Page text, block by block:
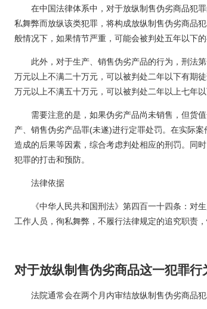
在中国法律体系中，对于放纵制售伪劣商品犯罪
私舞弊而放纵该类犯罪，将构成放纵制售伪劣商品
般情况下，如果情节严重，可能会被判处五年以下的
此外，对于生产、销售伪劣产品的行为，刑法第
万元以上不满二十万元，可以被判处二年以下有期
万元以上不满五十万元，可以被判处二年以上七年以
需要注意的是，如果伪劣产品尚未销售，但货值
产、销售伪劣产品罪(未遂)进行定罪处罚。在实际
造成的后果等因素，综合考虑判处相应的刑罚。同
犯罪的打击和预防。
法律依据
《中华人民共和国刑法》第四百一十四条：对生
工作人员，徇私舞弊，不履行法律规定的追究职责
对于放纵制售伪劣商品这一犯罪行
法院通常会在两个月内审结放纵制售伪劣商品犯